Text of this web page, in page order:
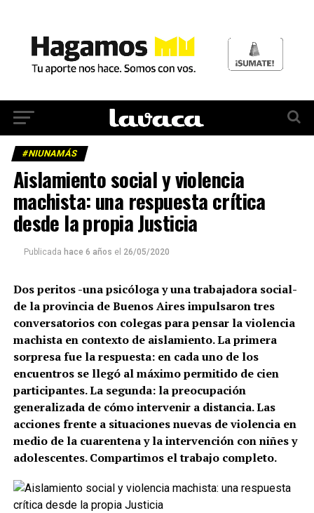
#NIUNAMÁS
Aislamiento social y violencia
machista: una respuesta crítica
desde la propia Justicia
Publicada hace 6 años el 26/05/2020
Dos peritos -una psicóloga y una trabajadora social-
de la provincia de Buenos Aires impulsaron tres
conversatorios con colegas para pensar la violencia
machista en contexto de aislamiento. La primera
sorpresa fue la respuesta: en cada uno de los
encuentros se llegó al máximo permitido de cien
participantes. La segunda: la preocupación
generalizada de cómo intervenir a distancia. Las
acciones frente a situaciones nuevas de violencia en
medio de la cuarentena y la intervención con niñes y
adolescentes. Compartimos el trabajo completo.